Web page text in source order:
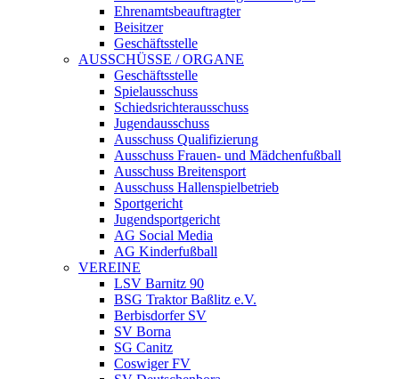
Ehrenamtsbeauftragter
Beisitzer
Geschäftsstelle
AUSSCHÜSSE / ORGANE
Geschäftsstelle
Spielausschuss
Schiedsrichterausschuss
Jugendausschuss
Ausschuss Qualifizierung
Ausschuss Frauen- und Mädchenfußball
Ausschuss Breitensport
Ausschuss Hallenspielbetrieb
Sportgericht
Jugendsportgericht
AG Social Media
AG Kinderfußball
VEREINE
LSV Barnitz 90
BSG Traktor Baßlitz e.V.
Berbisdorfer SV
SV Borna
SG Canitz
Coswiger FV